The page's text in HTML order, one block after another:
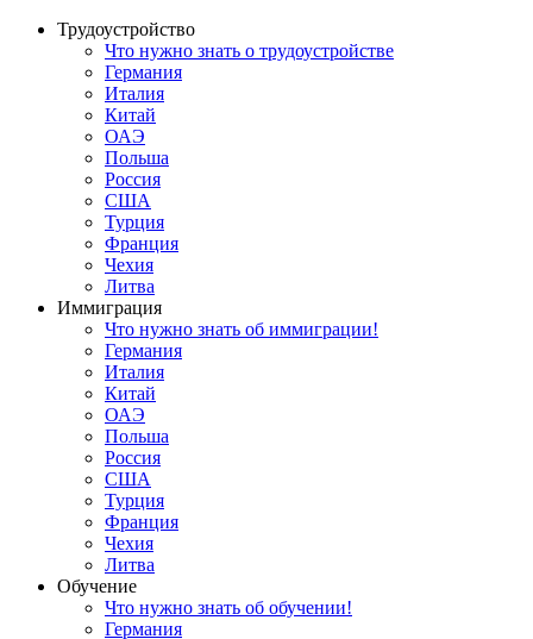
Трудоустройство
Что нужно знать о трудоустройстве
Германия
Италия
Китай
ОАЭ
Польша
Россия
США
Турция
Франция
Чехия
Литва
Иммиграция
Что нужно знать об иммиграции!
Германия
Италия
Китай
ОАЭ
Польша
Россия
США
Турция
Франция
Чехия
Литва
Обучение
Что нужно знать об обучении!
Германия